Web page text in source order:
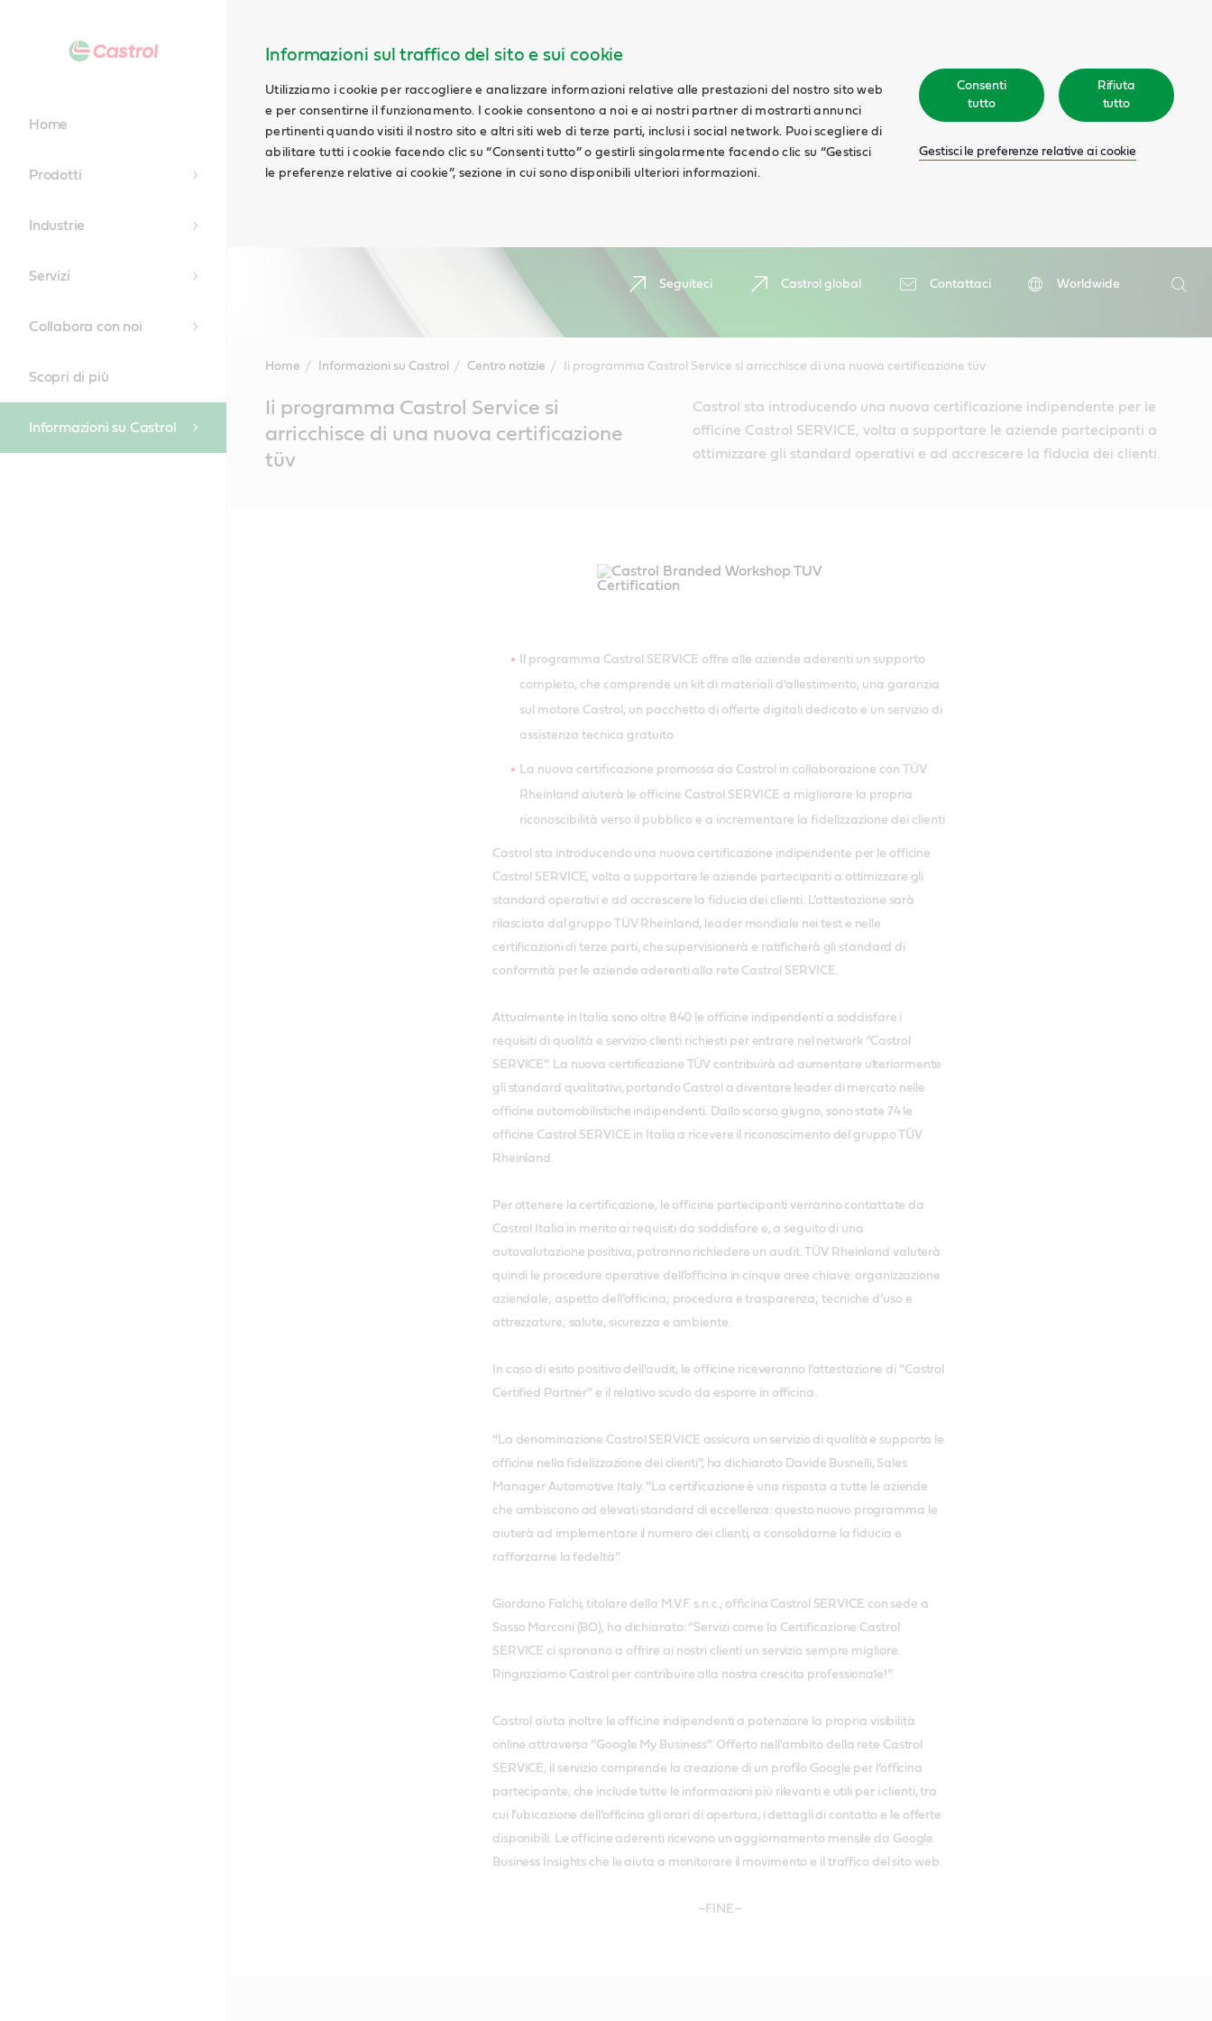
Informazioni sul traffico del sito e sui cookie
Utilizziamo i cookie per raccogliere e analizzare informazioni relative alle prestazioni del nostro sito web
e per consentirne il funzionamento. I cookie consentono a noi e ai nostri partner di mostrarti annunci
pertinenti quando visiti il nostro sito e altri siti web di terze parti, inclusi i social network. Puoi scegliere di
abilitare tutti i cookie facendo clic su “Consenti tutto” o gestirli singolarmente facendo clic su “Gestisci
le preferenze relative ai cookie”, sezione in cui sono disponibili ulteriori informazioni.
Consenti
tutto
Rifiuta
tutto
Gestisci le preferenze relative ai cookie
Seguiteci Castrol global Contattaci
Worldwide
Ricerca
Home
Prodotti
Industrie
Servizi
Collabora con noi
Scopri di più
Informazioni su Castrol
Home Informazioni su Castrol Centro notizie Ii programma Castrol Service si arricchisce di una nuova certificazione tüv
ContentIi programma Castrol Service si
arricchisce di una nuova certificazione
tüv
Castrol sta introducendo una nuova certificazione indipendente per le
officine Castrol SERVICE, volta a supportare le aziende partecipanti a
ottimizzare gli standard operativi e ad accrescere la fiducia dei clienti.
Il programma Castrol SERVICE offre alle aziende aderenti un supporto
completo, che comprende un kit di materiali d’allestimento, una garanzia
sul motore Castrol, un pacchetto di offerte digitali dedicato e un servizio di
assistenza tecnica gratuito
La nuova certificazione promossa da Castrol in collaborazione con TÜV
Rheinland aiuterà le officine Castrol SERVICE a migliorare la propria
riconoscibilità verso il pubblico e a incrementare la fidelizzazione dei clienti
Castrol sta introducendo una nuova certificazione indipendente per le officine
Castrol SERVICE, volta a supportare le aziende partecipanti a ottimizzare gli
standard operativi e ad accrescere la fiducia dei clienti. L’attestazione sarà
rilasciata dal gruppo TÜV Rheinland, leader mondiale nei test e nelle
certificazioni di terze parti, che supervisionerà e ratificherà gli standard di
conformità per le aziende aderenti alla rete Castrol SERVICE.
Attualmente in Italia sono oltre 840 le officine indipendenti a soddisfare i
requisiti di qualità e servizio clienti richiesti per entrare nel network “Castrol
SERVICE”. La nuova certificazione TÜV contribuirà ad aumentare ulteriormente
gli standard qualitativi, portando Castrol a diventare leader di mercato nelle
officine automobilistiche indipendenti. Dallo scorso giugno, sono state 74 le
officine Castrol SERVICE in Italia a ricevere il riconoscimento del gruppo TÜV
Rheinland.
Per ottenere la certificazione, le officine partecipanti verranno contattate da
Castrol Italia in merito ai requisiti da soddisfare e, a seguito di una
autovalutazione positiva, potranno richiedere un audit. TÜV Rheinland valuterà
quindi le procedure operative dell’officina in cinque aree chiave: organizzazione
aziendale; aspetto dell’officina; procedura e trasparenza; tecniche d’uso e
attrezzature; salute, sicurezza e ambiente.
In caso di esito positivo dell’audit, le officine riceveranno l’attestazione di “Castrol
Certified Partner” e il relativo scudo da esporre in officina.
“La denominazione Castrol SERVICE assicura un servizio di qualità e supporta le
officine nella fidelizzazione dei clienti”, ha dichiarato Davide Busnelli, Sales
Manager Automotive Italy. “La certificazione è una risposta a tutte le aziende
che ambiscono ad elevati standard di eccellenza: questo nuovo programma le
aiuterà ad implementare il numero dei clienti, a consolidarne la fiducia e
rafforzarne la fedeltà”.
Giordano Falchi, titolare della M.V.F. s.n.c., officina Castrol SERVICE con sede a
Sasso Marconi (BO), ha dichiarato: “Servizi come la Certificazione Castrol
SERVICE ci spronano a offrire ai nostri clienti un servizio sempre migliore.
Ringraziamo Castrol per contribuire alla nostra crescita professionale!”.
Castrol aiuta inoltre le officine indipendenti a potenziare la propria visibilità
online attraverso “Google My Business”. Offerto nell'ambito della rete Castrol
SERVICE, il servizio comprende la creazione di un profilo Google per l’officina
partecipante, che include tutte le informazioni più rilevanti e utili per i clienti, tra
cui l’ubicazione dell’officina gli orari di apertura, i dettagli di contatto e le offerte
disponibili. Le officine aderenti ricevono un aggiornamento mensile da Google
Business Insights che le aiuta a monitorare il movimento e il traffico del sito web.
–FINE–